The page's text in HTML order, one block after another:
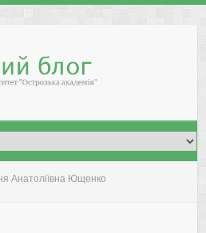
Анатоліївна Ющенко